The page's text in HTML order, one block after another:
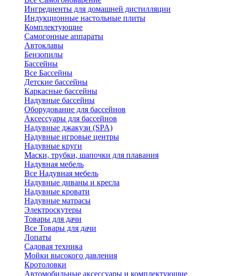
Ингредиенты для домашней дистилляции
Индукционные настольные плиты
Комплектующие
Самогонные аппараты
Автоклавы
Бензопилы
Бассейны
Все Бассейны
Детские бассейны
Каркасные бассейны
Надувные бассейны
Оборудование для бассейнов
Аксессуары для бассейнов
Надувные джакузи (SPA)
Надувные игровые центры
Надувные круги
Маски, трубки, шапочки для плавания
Надувная мебель
Все Надувная мебель
Надувные диваны и кресла
Надувные кровати
Надувные матрасы
Электроскутеры
Товары для дачи
Все Товары для дачи
Лопаты
Садовая техника
Мойки высокого давления
Кротоловки
Автомобильные аксессуары и комплектующие